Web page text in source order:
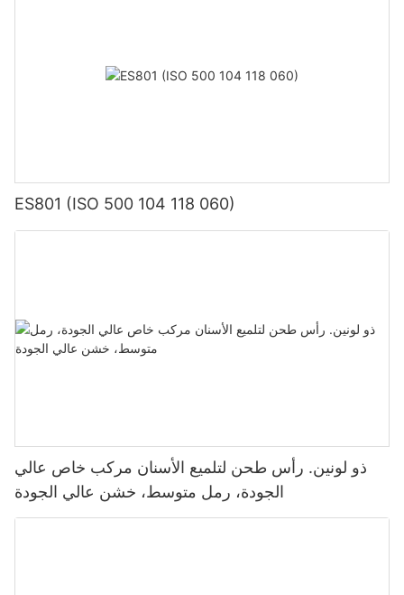
الرائعة في الأسواق الوطنية والعالمية.
ES801 (ISO 500 104 118 060)
ذو لونين. رأس طحن لتلميع الأسنان مركب خاص عالي
الجودة، رمل متوسط، خشن عالي الجودة